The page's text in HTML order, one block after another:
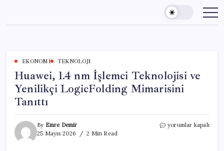
content
EKONOMI TEKNOLOJI
Huawei, 1.4 nm İşlemci Teknolojisi ve
Yenilikçi LogicFolding Mimarisini
Tanıttı
By Emre Demir
25 Mayıs 2026
2 Min Read
Huawei,
yorumlar kapalı